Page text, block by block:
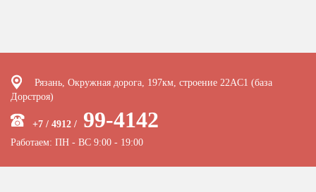
Рязань, Окружная дорога, 197км, строение 22АC1 (база
Дорстроя)
+7 / 4912 / 99-4142
Работаем: ПН - ВС 9:00 - 19:00